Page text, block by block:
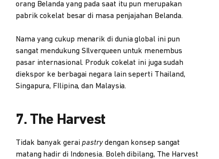
orang Belanda yang pada saat itu pun merupakan
pabrik cokelat besar di masa penjajahan Belanda.
Nama yang cukup menarik di dunia global ini pun
sangat mendukung SIlverqueen untuk menembus
pasar internasional. Produk cokelat ini juga sudah
diekspor ke berbagai negara lain seperti Thailand,
Singapura, FIlipina, dan Malaysia.
7. The Harvest
Tidak banyak gerai pastrydengan konsep sangat
matang hadir di Indonesia. Boleh dibilang, The Harvest